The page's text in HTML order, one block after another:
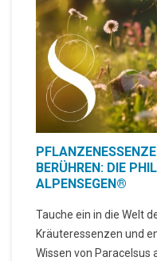
BERÜHREN: DIE
ALPENSEGEN®
Tauche ein in die Welt
Kräuteressenzen und
Wissen von Paracelsus